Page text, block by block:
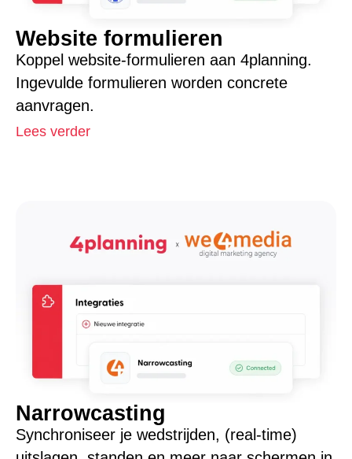
Website formulieren
Koppel website-formulieren aan 4planning.
Ingevulde formulieren worden concrete
aanvragen.
Lees verder
Narrowcasting
Synchroniseer je wedstrijden, (real-time)